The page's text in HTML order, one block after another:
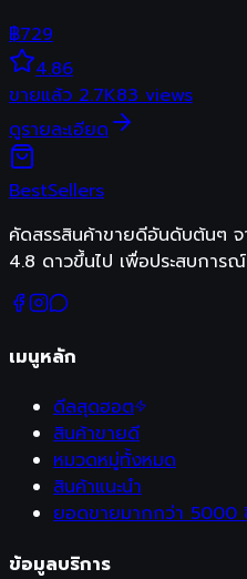
฿729
4.86
ขายแล้ว 2.7K83 views
ดูรายละเอียด
BestSellers
คัดสรรสินค้าขายดีอันดับต้นๆ
4.8 ดาวขึ้นไป เพื่อประสบกา
เมนูหลัก
ดีลสุดฮอต
สินค้าขายดี
หมวดหมู่ทั้งหมด
สินค้าแนะนำ
ยอดขายมากกว่า 5000
ข้อมูลบริการ